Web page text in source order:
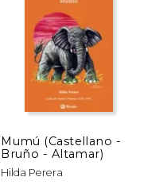
Mumú (Castellano -
Bruño - Altamar)
Hilda Perera